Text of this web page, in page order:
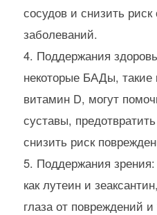
сосудов и снизить
заболеваний.
Поддержания
некоторые БАДы, такие
витамин D, могут
суставы,
снизить риск
Поддержания
как лутеин и
глаза от повреждений